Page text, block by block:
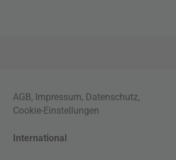
AGB, Impressum, Datenschutz,
Cookie-Einstellungen
International